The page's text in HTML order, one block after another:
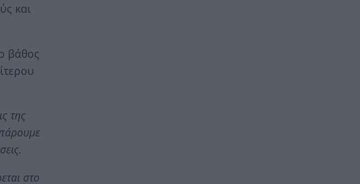
και
βάθος
της
στο